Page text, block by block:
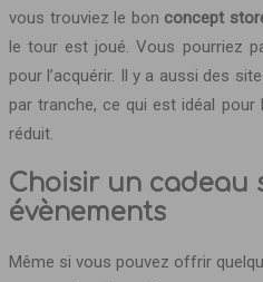
vous trouviez le bon concept
le tour est joué. Vous pourriez
pour l’acquérir. Il y a aussi des
par tranche, ce qui est idéal
réduit.
Choisir un cadeau
Même si vous pouvez offrir